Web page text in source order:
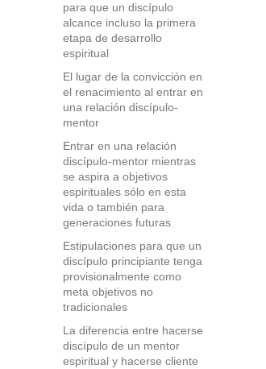
para que un discípulo
alcance incluso la primera
etapa de desarrollo
espiritual
El lugar de la convicción en
el renacimiento al entrar en
una relación discípulo-
mentor
Entrar en una relación
discípulo-mentor mientras
se aspira a objetivos
espirituales sólo en esta
vida o también para
generaciones futuras
Estipulaciones para que un
discípulo principiante tenga
provisionalmente como
meta objetivos no
tradicionales
La diferencia entre hacerse
discípulo de un mentor
espiritual y hacerse cliente